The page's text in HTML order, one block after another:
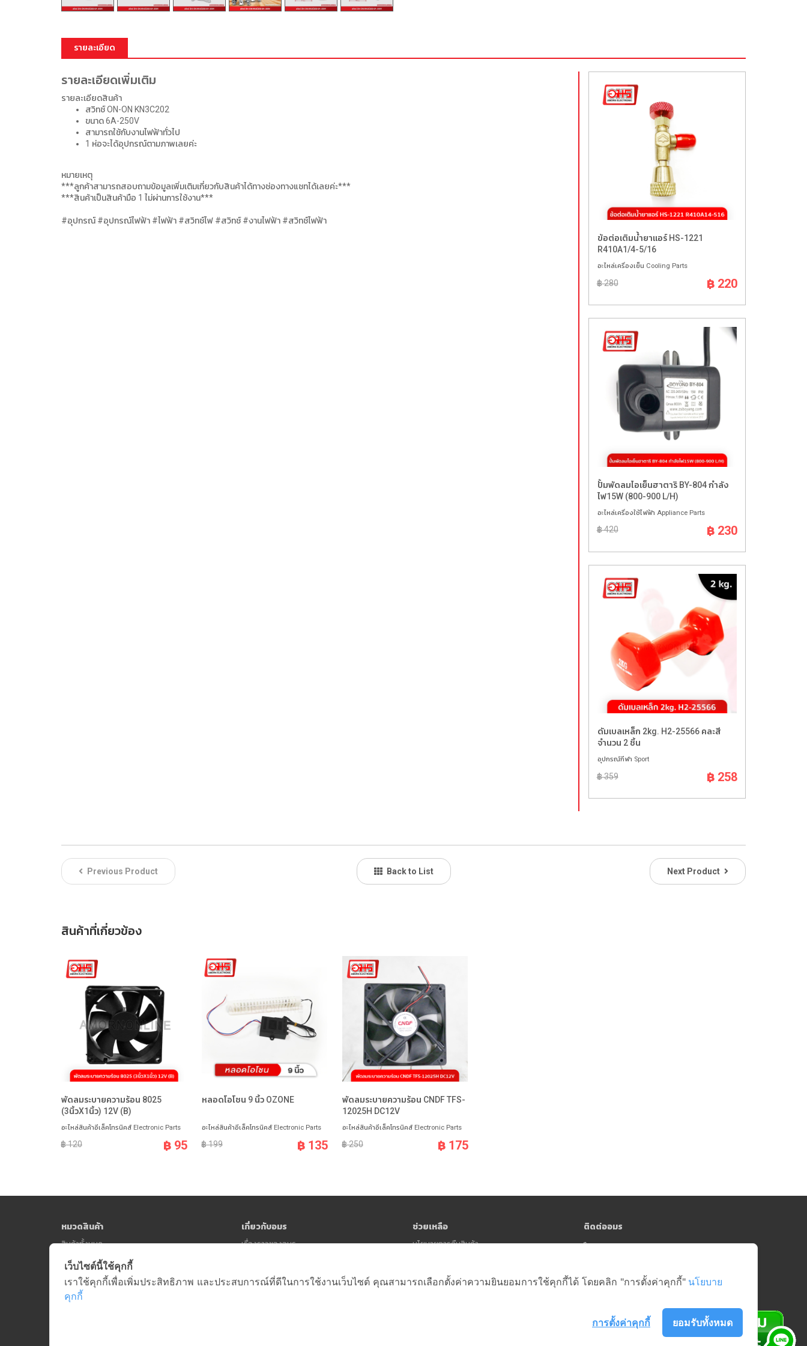
รายละเอียด
รายละเอียดเพิ่มเติม
รายละเอียดสินค้า
สวิทช์ ON-ON KN3C202
ขนาด 6A-250V
สามารถใช้กับงานไฟฟ้าทั่วไป
1 ห่อจะได้อุปกรณ์ตามภาพเลยค่ะ
หมายเหตุ
***ลูกค้าสามารถสอบถามข้อมูลเพิ่มเติมเกี่ยวกับสินค้าได้ทางช่องทางแชทได้เลยค่ะ***
***สินค้าเป็นสินค้ามือ 1 ไม่ผ่านการใช้งาน***
#อุปกรณ์ #อุปกรณ์ไฟฟ้า #ไฟฟ้า #สวิทช์ไฟ #สวิทช์ #งานไฟฟ้า #สวิทช์ไฟฟ้า
ข้อต่อเติมน้ำยาแอร์ HS-1221
R410A1/4-5/16
อะไหล่เครื่องเย็น Cooling Parts
฿ 280 ฿ 220
ปั้มพัดลมไอเย็นฮาตาริ BY-804 กำลัง
ไฟ15W (800-900 L/H)
อะไหล่เครื่องใช้ไฟฟ้า Appliance Parts
฿ 420 ฿ 230
ดัมเบลเหล็ก 2kg. H2-25566 คละสี
จำนวน 2 ชิ้น
อุปกรณ์กีฬา Sport
฿ 359 ฿ 258
Previous Product Back to List Next Product
สินค้าที่เกี่ยวข้อง
พัดลมระบายความร้อน 8025
(3นิ้วX1นิ้ว) 12V (B)
อะไหล่สินค้าอีเล็คโทรนิคส์ Electronic Parts
฿ 120 ฿ 95
หลอดโอโชน 9 นิ้ว OZONE
อะไหล่สินค้าอีเล็คโทรนิคส์ Electronic Parts
฿ 199 ฿ 135
พัดลมระบายความร้อน CNDF TFS-
12025H DC12V
อะไหล่สินค้าอีเล็คโทรนิคส์ Electronic Parts
฿ 250 ฿ 175
หมวดสินค้า
สินค้าทั้งหมด
เกี่ยวกับอมร
เรื่องราวของอมร
ช่วยเหลือ
นโยบายการคืนสินค้า
ติดต่ออมร
064-181-0809
Head Office (คลังสินค้าสาย 5)
บริษัท อมรศูนย์รวมอะไหล่อีเล็คโทรนิคส์ จำกัด
เว็บไซต์นี้ใช้คุกกี้
เราใช้คุกกี้เพื่อเพิ่มประสิทธิภาพ และประสบการณ์ที่ดีในการใช้งานเว็บไซต์ คุณสามารถเลือกตั้งค่าความยินยอมการใช้คุกกี้ได้ โดยคลิก "การตั้งค่าคุกกี้" นโยบาย
คุกกี้
ยอมรับทั้งหมด
การตั้งค่าคุกกี้